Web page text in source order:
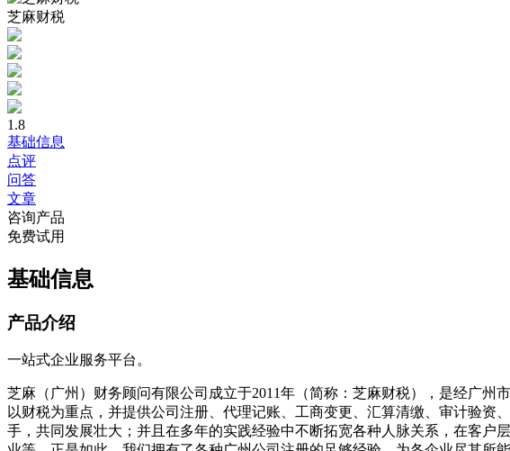
芝麻财税
1.8
基础信息
点评
问答
文章
咨询产品
免费试用
基础信息
产品介绍
一站式企业服务平台。
芝麻（广州）财务顾问有限公司成立于2011年（简称：芝麻财税），是经广
以财税为重点，并提供公司注册、代理记账、工商变更、汇算清缴、审计验
手，共同发展壮大；并且在多年的实践经验中不断拓宽各种人脉关系，在客